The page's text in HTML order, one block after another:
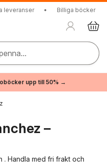
leveranser • Billiga böcker
upp till 50% →
–
. Handla med fri frakt och